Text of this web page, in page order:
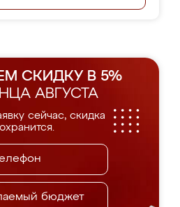
СКИДКУ В 5%
АВГУСТА
сейчас, скидка
бюджет